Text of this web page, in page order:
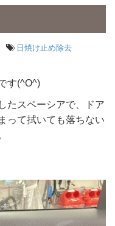
日焼け止め除去
す(^O^)
たスペーシアで、ドア
って拭いても落ちない